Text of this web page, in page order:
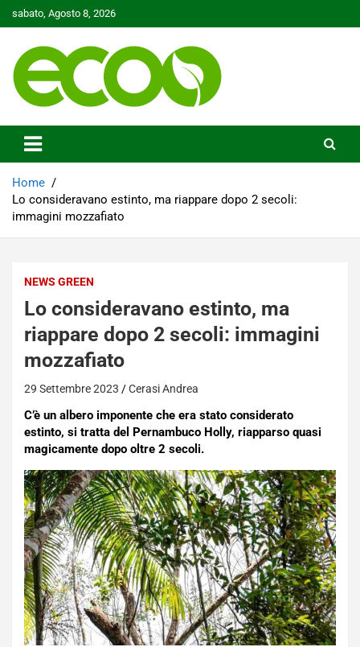
to
sabato, Agosto 8, 2026
Ecoo.it
Home
Lo consideravano estinto, ma riappare dopo 2 secoli:
immagini mozzafiato
NEWS GREEN
Lo consideravano estinto, ma
riappare dopo 2 secoli: immagini
mozzafiato
29 Settembre 2023 Cerasi Andrea
C’è un albero imponente che era stato considerato
estinto, si tratta del Pernambuco Holly, riapparso quasi
magicamente dopo oltre 2 secoli.